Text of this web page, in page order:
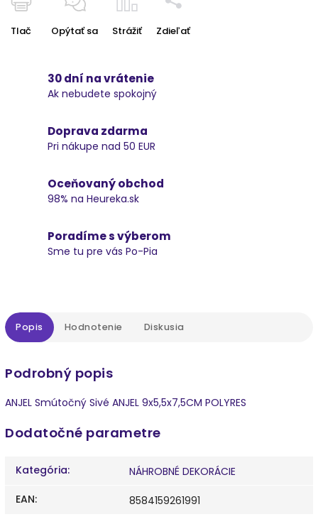
Tlač Opýtať sa Strážiť Zdieľať
30 dní na vrátenie
Ak nebudete spokojný
Doprava zdarma
Pri nákupe nad 50 EUR
Oceňovaný obchod
98% na Heureka.sk
Poradíme s výberom
Sme tu pre vás Po-Pia
Popis Hodnotenie Diskusia
Podrobný popis
ANJEL Smútočný Sivé ANJEL 9x5,5x7,5CM POLYRES
Dodatočné parametre
Kategória:
NÁHROBNÉ DEKORÁCIE
EAN: 8584159261991